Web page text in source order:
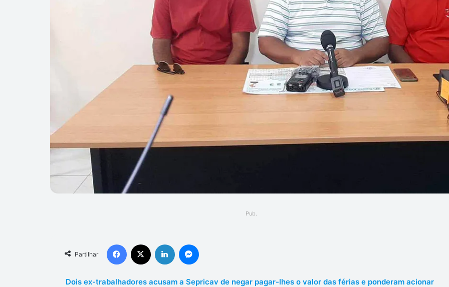
Pub.
Partilhar
Facebook Linkedin
Dois ex-trabalhadores acusam a Sepricav de negar pagar-lhes o valor das férias e ponderam acionar